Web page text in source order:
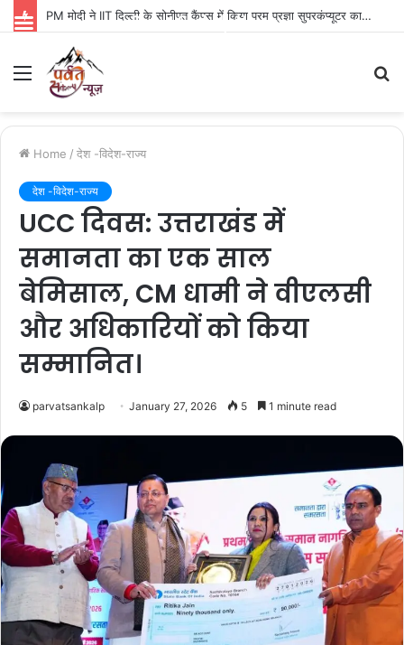
PM मोदी ने IIT दिल्ली के सोनीपत कैंपस में किया परम प्रज्ञा सुपरकंप्यूटर का उद्घाटन
Menu
Home / देश -विदेश-राज्य
देश -विदेश-राज्य
UCC दिवस: उत्तराखंड में
समानता का एक साल
बेमिसाल, CM धामी ने वीएलसी
और अधिकारियों को किया
सम्मानित।
parvatsankalp January 27, 2026 5 1 minute read
Parvat Sankalp News